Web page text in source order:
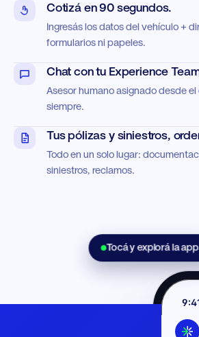
Cotizá en 90 segundos.
Ingresás los datos del vehículo +
formularios ni papeles.
Chat con tu Experience
Asesor humano asignado desde
siempre.
Tus pólizas y siniestros,
Todo en un solo lugar:
siniestros, reclamos.
Tocá y explorá la app
1
2
3
4
5
7
8